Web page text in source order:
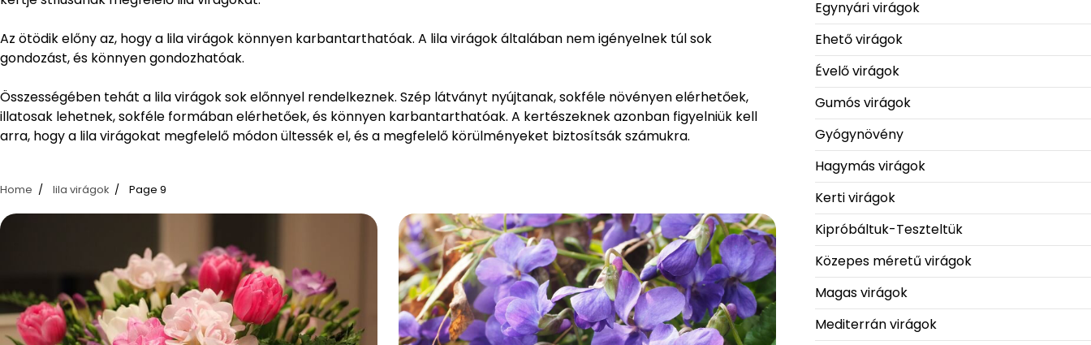
Az ötödik előny az, hogy a lila virágok könnyen karbantarthatóak. A lila virágok általában nem igényelnek túl sok
gondozást, és könnyen gondozhatóak.
Összességében tehát a lila virágok sok előnnyel rendelkeznek. Szép látványt nyújtanak, sokféle növényen elérhetőek,
illatosak lehetnek, sokféle formában elérhetőek, és könnyen karbantarthatóak. A kertészeknek azonban figyelniük kell
arra, hogy a lila virágokat megfelelő módon ültessék el, és a megfelelő körülményeket biztosítsák számukra.
Home lila virágok Page 9
Egynyári virágok
Ehető virágok
Évelő virágok
Gumós virágok
Gyógynövény
Hagymás virágok
Kerti virágok
Kipróbáltuk-Teszteltük
Közepes méretű virágok
Magas virágok
Mediterrán virágok